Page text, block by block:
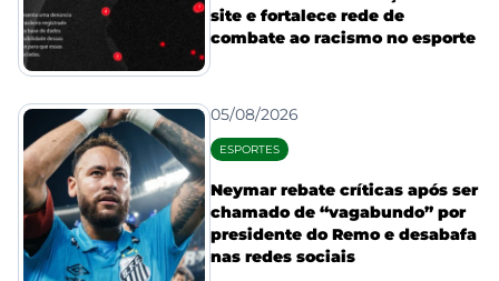
site e fortalece rede de
combate ao racismo no esporte
05/08/2026
ESPORTES
Neymar rebate críticas após ser
chamado de “vagabundo” por
presidente do Remo e desabafa
nas redes sociais